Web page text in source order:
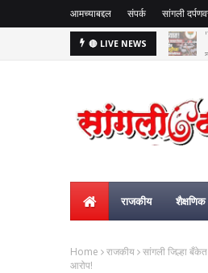
आमच्याबद्दल संपर्क सांगली
🔴 LIVE NEWS
राजकीय शैक्षणिक
Home राजकीय सांगली जिल्हा
आरोप!